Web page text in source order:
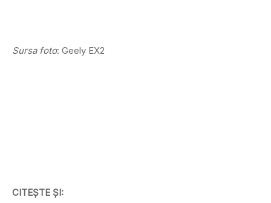
Sursa foto: Geely EX2
CITEȘTE ȘI: